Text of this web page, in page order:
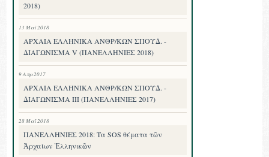
2018)
13 Μαΐ 2018
ΑΡΧΑΙΑ ΕΛΛΗΝΙΚΑ ΑΝΘΡ/ΚΩΝ ΣΠΟΥΔ. -
ΔΙΑΓΩΝΙΣΜΑ V (ΠΑΝΕΛΛΗΝΙΕΣ 2018)
9 Απρ 2017
ΑΡΧΑΙΑ ΕΛΛΗΝΙΚΑ ΑΝΘΡ/ΚΩΝ ΣΠΟΥΔ. -
ΔΙΑΓΩΝΙΣΜΑ III (ΠΑΝΕΛΛΗΝΙΕΣ 2017)
28 Μαΐ 2018
ΠΑΝΕΛΛΗΝΙΕΣ 2018: Τα SOS θέματα τῶν
Ἀρχαίων Ἑλληνικῶν